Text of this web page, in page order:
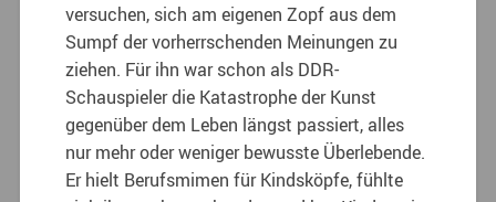
versuchen, sich am eigenen Zopf aus dem
Sumpf der vorherrschenden Meinungen zu
ziehen. Für ihn war schon als DDR-
Schauspieler die Katastrophe der Kunst
gegenüber dem Leben längst passiert, alles
nur mehr oder weniger bewusste Überlebende.
Er hielt Berufsmimen für Kindsköpfe, fühlte